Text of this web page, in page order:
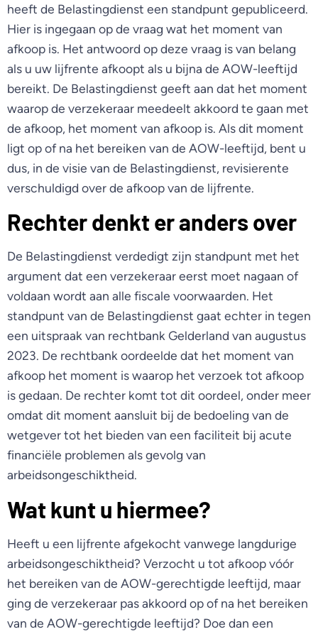
heeft de Belastingdienst een standpunt gepubliceerd.
Hier is ingegaan op de vraag wat het moment van
afkoop is. Het antwoord op deze vraag is van belang
als u uw lijfrente afkoopt als u bijna de AOW-leeftijd
bereikt. De Belastingdienst geeft aan dat het moment
waarop de verzekeraar meedeelt akkoord te gaan met
de afkoop, het moment van afkoop is. Als dit moment
ligt op of na het bereiken van de AOW-leeftijd, bent u
dus, in de visie van de Belastingdienst, revisierente
verschuldigd over de afkoop van de lijfrente.
Rechter denkt er anders over
De Belastingdienst verdedigt zijn standpunt met het
argument dat een verzekeraar eerst moet nagaan of
voldaan wordt aan alle fiscale voorwaarden. Het
standpunt van de Belastingdienst gaat echter in tegen
een uitspraak van rechtbank Gelderland van augustus
2023. De rechtbank oordeelde dat het moment van
afkoop het moment is waarop het verzoek tot afkoop
is gedaan. De rechter komt tot dit oordeel, onder meer
omdat dit moment aansluit bij de bedoeling van de
wetgever tot het bieden van een faciliteit bij acute
financiële problemen als gevolg van
arbeidsongeschiktheid.
Wat kunt u hiermee?
Heeft u een lijfrente afgekocht vanwege langdurige
arbeidsongeschiktheid? Verzocht u tot afkoop vóór
het bereiken van de AOW-gerechtigde leeftijd, maar
ging de verzekeraar pas akkoord op of na het bereiken
van de AOW-gerechtigde leeftijd? Doe dan een